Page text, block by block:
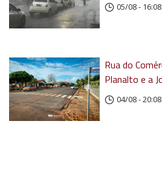
05/08 - 16:08
Rua do
Planalto e a
04/08 - 20:08